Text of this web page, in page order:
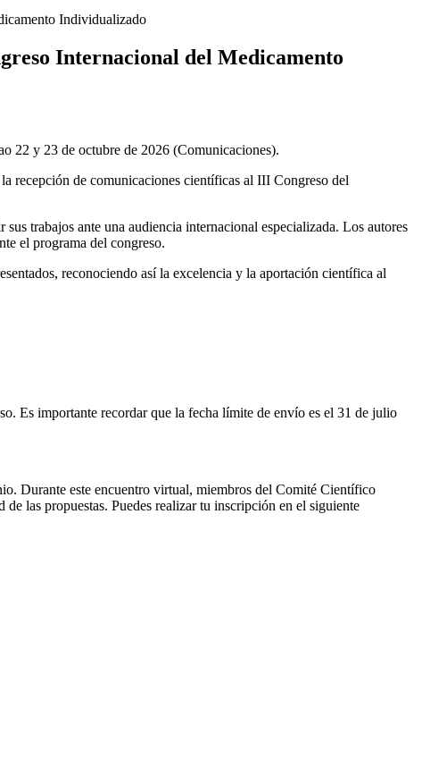
Individualizado
Internacional del Medicamento
recepción de comunicaciones científicas al III Congreso del
trabajos ante una audiencia internacional especializada. Los autores
el programa del congreso.
reconociendo así la excelencia y la aportación científica al
Es importante recordar que la fecha límite de envío es el 31 de julio
Durante este encuentro virtual, miembros del Comité Científico
las propuestas. Puedes realizar tu inscripción en el siguiente